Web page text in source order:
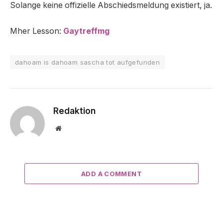
Solange keine offizielle Abschiedsmeldung existiert, ja.
Mher Lesson: Gaytreffmg
dahoam is dahoam sascha tot aufgefunden
Redaktion
Website
ADD A COMMENT